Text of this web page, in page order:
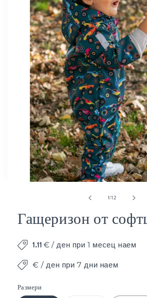
модален
елемент
1/от
12
Гащеризон от
1.11 € / ден при 1 месец наем
€ / ден при 7 дни наем
Размери